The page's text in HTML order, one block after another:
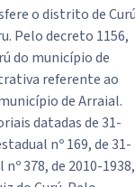
o distrito de
Pelo decreto 1156,
do município de
referente ao
de Arraial.
datadas de 31-
nº 169, de 31-
378, de 2010-1938,